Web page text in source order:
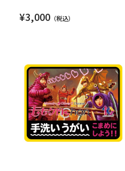
界の国からメリークリスマ
¥3,000